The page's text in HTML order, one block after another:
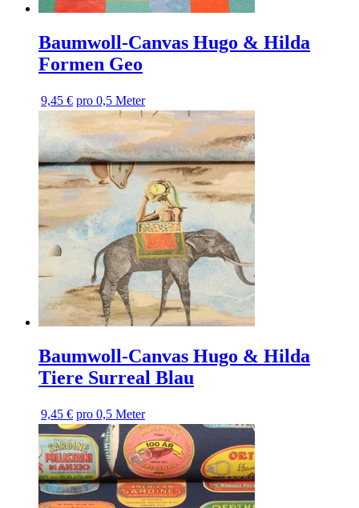
Baumwoll-Canvas Hugo & Hilda
Formen Geo
9,45 € pro 0,5 Meter
Baumwoll-Canvas Hugo & Hilda
Tiere Surreal Blau
9,45 € pro 0,5 Meter